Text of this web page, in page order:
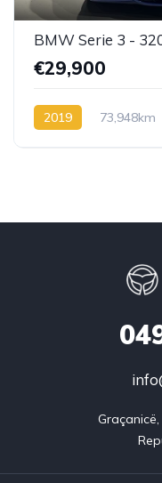
BMW Serie 3 -
€29,900
2019 73,948km